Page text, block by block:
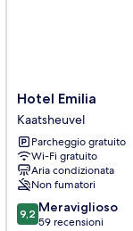
Hotel
Emilia
Kaatsheuvel
Hotel Emilia
Kaatsheuvel
Parcheggio gratuito
Wi-Fi gratuito
Aria condizionata
Non fumatori
9.2
su
9,2 Meraviglioso
59 recensioni